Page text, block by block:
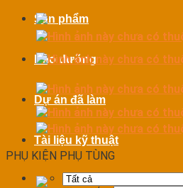
Sản phẩm
Bảo dưỡng
Dự án đã làm
Tài liệu kỹ thuật
PHỤ KIỆN PHỤ TÙNG